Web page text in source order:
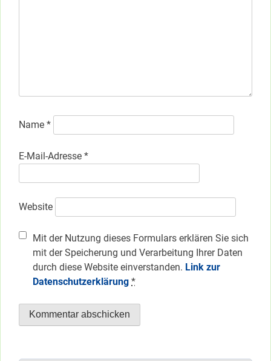
Name *
E-Mail-Adresse *
Website
Mit der Nutzung dieses Formulars erklären Sie sich
mit der Speicherung und Verarbeitung Ihrer Daten
durch diese Website einverstanden. Link zur
Datenschutzerklärung *